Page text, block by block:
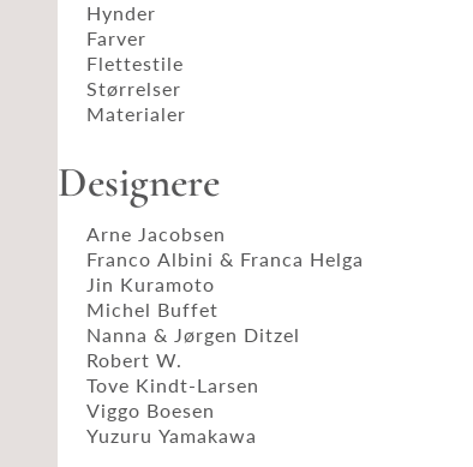
Hynder
Farver
Flettestile
Størrelser
Materialer
Designere
Arne Jacobsen
Franco Albini & Franca Helga
Jin Kuramoto
Michel Buffet
Nanna & Jørgen Ditzel
Robert W.
Tove Kindt-Larsen
Viggo Boesen
Yuzuru Yamakawa